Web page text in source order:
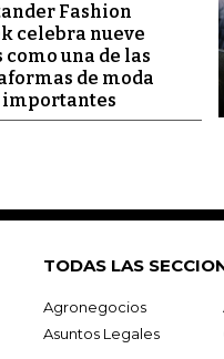
Fashion
celebra nueve
como una de las
de moda
importantes
TODAS LAS
Agronegocios
Asuntos Legales